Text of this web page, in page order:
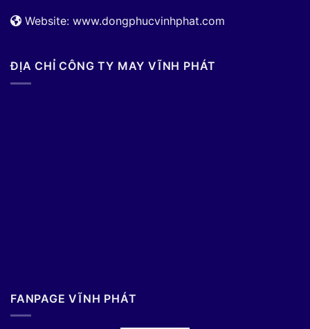
Website: www.dongphucvinhphat.com
ĐỊA CHỈ CÔNG TY MAY VĨNH PHÁT
FANPAGE VĨNH PHÁT